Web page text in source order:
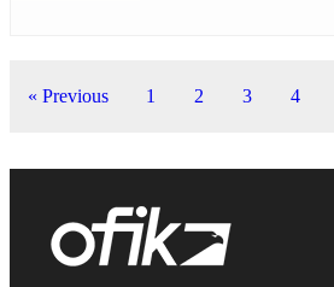
« Previous 1 2 3 4